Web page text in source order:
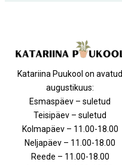
Katariina Puukool on avatud
augustikuus:
Esmaspäev – suletud
Teisipäev – suletud
Kolmapäev – 11.00-18.00
Neljapäev – 11.00-18.00
Reede – 11.00-18.00